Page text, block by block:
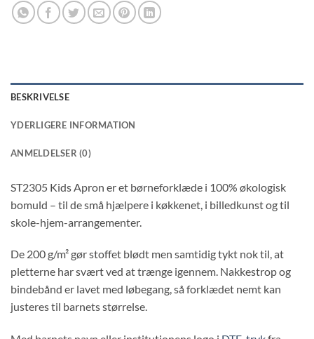
BESKRIVELSE
YDERLIGERE INFORMATION
ANMELDELSER (0)
ST2305 Kids Apron er et børneforklæde i 100% økologisk
bomuld – til de små hjælpere i køkkenet, i billedkunst og til
skole-hjem-arrangementer.
De 200 g/m² gør stoffet blødt men samtidig tykt nok til, at
pletterne har svært ved at trænge igennem. Nakkestrop og
bindebånd er lavet med løbegang, så forklædet nemt kan
justeres til barnets størrelse.